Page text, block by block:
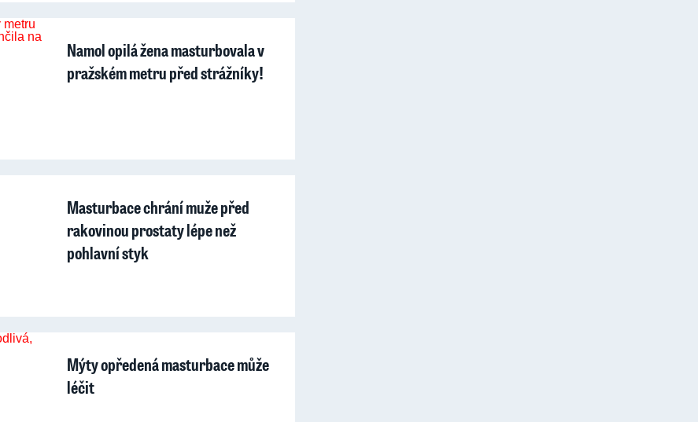
Namol opilá žena masturbovala v
pražském metru před strážníky!
Masturbace chrání muže před
rakovinou prostaty lépe než
pohlavní styk
Mýty opředená masturbace může
léčit